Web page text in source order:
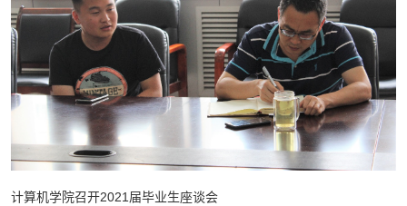
计算机学院召开2021届毕业生座谈会